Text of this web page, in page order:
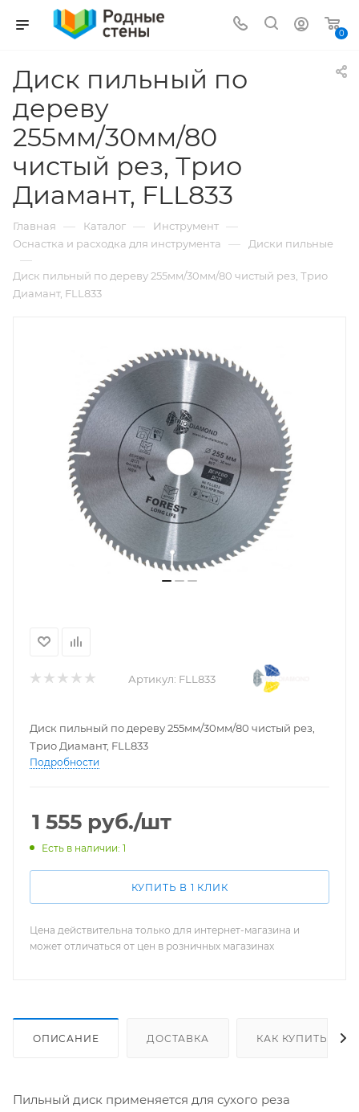
0
Диск пильный по
дереву
255мм/30мм/80
чистый рез, Трио
Диамант, FLL833
Главная — Каталог — Инструмент —
Оснастка и расходка для инструмента — Диски пильные
—
Диск пильный по дереву 255мм/30мм/80 чистый рез, Трио
Диамант, FLL833
Артикул: FLL833
Диск пильный по дереву 255мм/30мм/80 чистый рез,
Трио Диамант, FLL833
Подробности
1 555 руб./шт
Есть в наличии: 1
КУПИТЬ В 1 КЛИК
Цена действительна только для интернет-магазина и
может отличаться от цен в розничных магазинах
ОПИСАНИЕ ДОСТАВКА КАК КУПИТЬ
Пильный диск применяется для сухого реза